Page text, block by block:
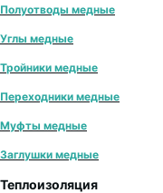
Полуотводы медные
Углы медные
Тройники медные
Переходники медные
Муфты медные
Заглушки медные
Теплоизоляция